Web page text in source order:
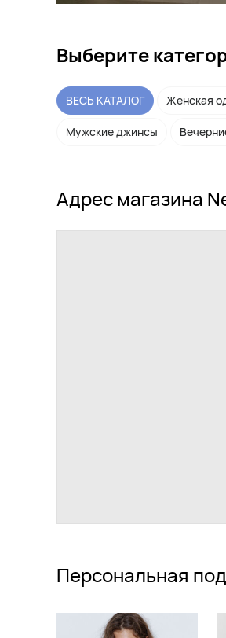
Выберите
ВЕСЬ КАТАЛОГ Женская
Мужские джинсы
Адрес магазина
Персональная